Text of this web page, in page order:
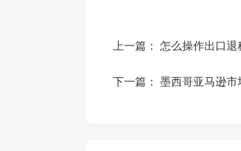
上一篇： 怎么操作出口
下一篇： 墨西哥亚马逊市